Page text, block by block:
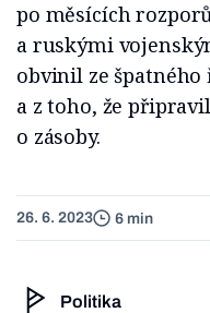
po měsících
a ruskými
obvinil ze
a z toho, že
o zásoby.
26. 6. 2023 6 min
Politika